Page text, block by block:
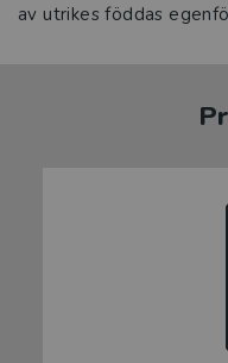
av utrikes föddas